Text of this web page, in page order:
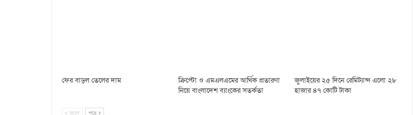
ফের বাড়ল তেলের দাম
ক্রিপ্টো ও এমএলএমের আর্থিক প্রতারণা
নিয়ে বাংলাদেশ ব্যাংকের সতর্কতা
জুলাইয়ের ২৫ দিনে রেমিট্যান্স এলো ২৮
হাজার ৪৭ কোটি টাকা
আগে পরে